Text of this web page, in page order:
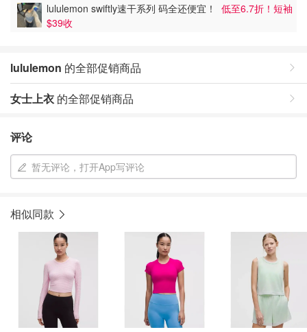
lululemon swiftly速干系列 码全还便宜！ 低至6.7折！短袖
$39收
lululemon 的全部促销商品
女士上衣 的全部促销商品
评论
暂无评论，打开App写评论
相似同款